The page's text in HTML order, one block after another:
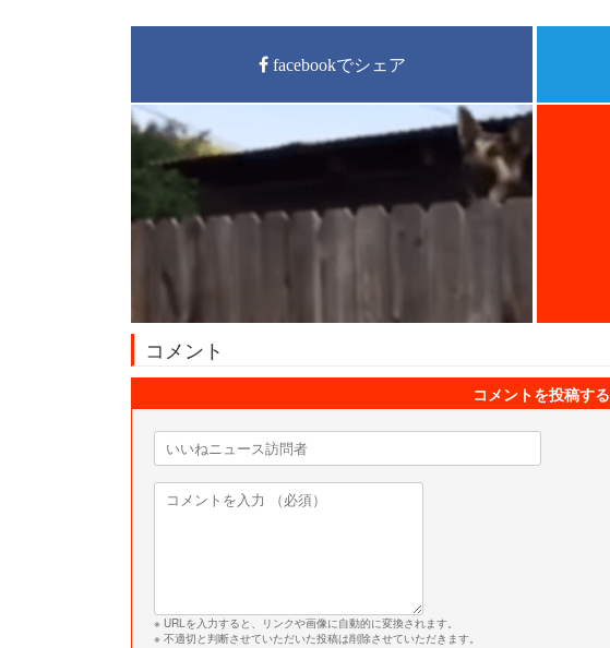
facebookでシェア
コメント
コメントを投稿する
※ URLを入力すると、リンクや画像に自動的に変換されます。
※ 不適切と判断させていただいた投稿は削除させていただきます。